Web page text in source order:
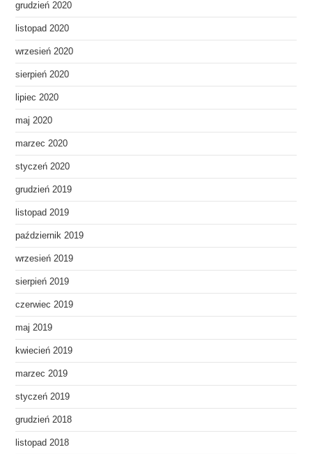
grudzień 2020
listopad 2020
wrzesień 2020
sierpień 2020
lipiec 2020
maj 2020
marzec 2020
styczeń 2020
grudzień 2019
listopad 2019
październik 2019
wrzesień 2019
sierpień 2019
czerwiec 2019
maj 2019
kwiecień 2019
marzec 2019
styczeń 2019
grudzień 2018
listopad 2018